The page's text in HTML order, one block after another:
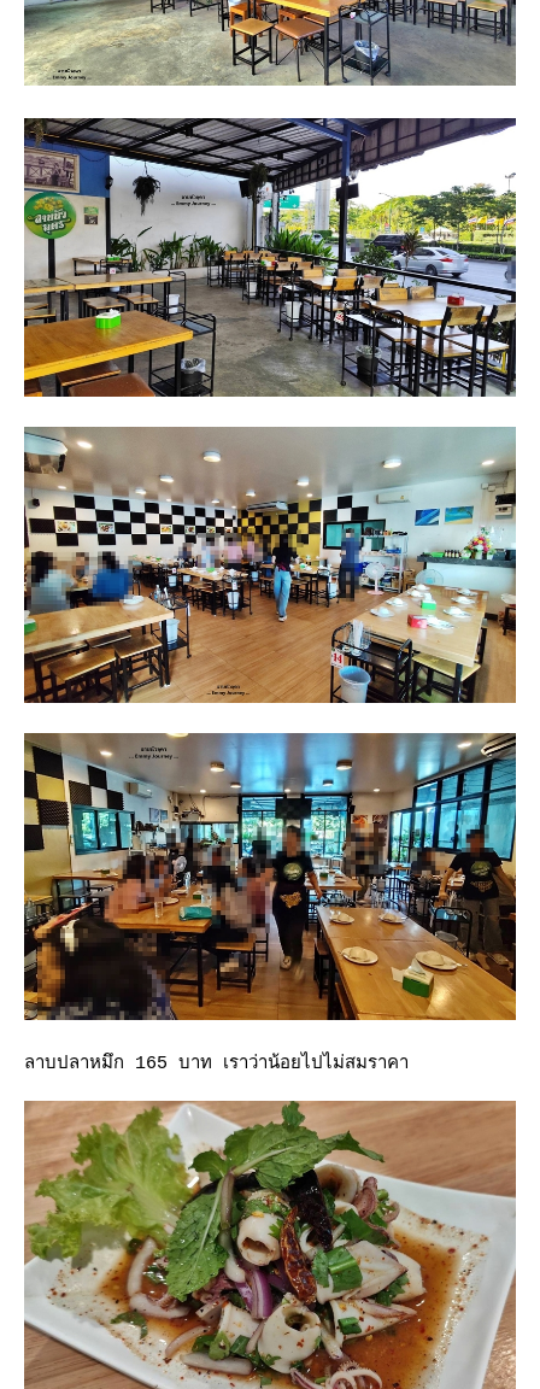
ลาบปลาหมึก 165 บาท เราว่าน้อยไปไม่สมราคา